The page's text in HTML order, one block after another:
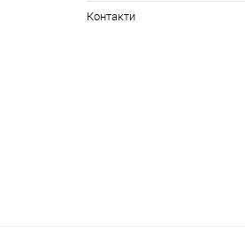
Контакти